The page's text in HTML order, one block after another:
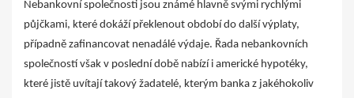
Nebankovní společnosti jsou známé hlavně svými rychlými
půjčkami, které dokáží překlenout období do další výplaty,
případně zafinancovat nenadálé výdaje. Řada nebankovních
společností však v poslední době nabízí i americké hypotéky,
které jistě uvítají takový žadatelé, kterým banka z jakéhokoliv